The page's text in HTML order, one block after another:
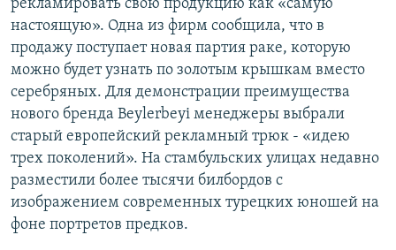
рекламировать свою продукцию как «самую
настоящую». Одна из фирм сообщила, что в
продажу поступает новая партия раке, которую
можно будет узнать по золотым крышкам вместо
серебряных. Для демонстрации преимущества
нового бренда Beylerbeyi менеджеры выбрали
старый европейский рекламный трюк - «идею
трех поколений». На стамбульских улицах недавно
разместили более тысячи билбордов с
изображением современных турецких юношей на
фоне портретов предков.